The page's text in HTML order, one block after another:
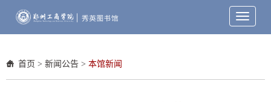
Toggle
首页 > 新闻公告 > 本馆新闻